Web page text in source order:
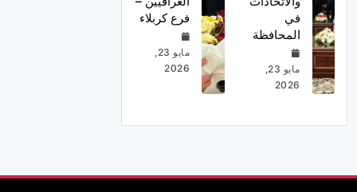
في
المحافظة
مايو 23,
2026
فرع كربلاء
مايو 23,
2026